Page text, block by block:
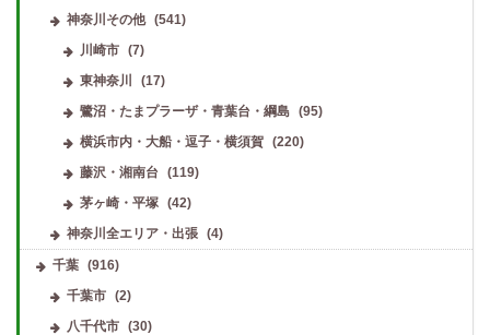
神奈川その他
(541)
川崎市 (7)
東神奈川
(17)
鷺沼・たまプラーザ・青葉台・綱島 (95)
横浜市内・大船・逗子・横須賀 (220)
藤沢・湘南台 (119)
茅ヶ崎・平塚 (42)
神奈川全エリア・出張
(4)
千葉 (916)
千葉市
(2)
八千代市
(30)